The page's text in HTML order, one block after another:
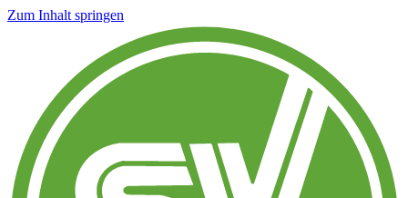
Zum Inhalt springen